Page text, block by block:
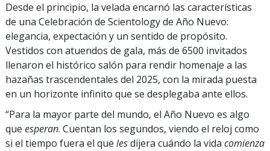
Desde el principio, la velada encarnó las características
de una Celebración de Scientology de Año Nuevo:
elegancia, expectación y un sentido de propósito.
Vestidos con atuendos de gala, más de 6500 invitados
llenaron el histórico salón para rendir homenaje a las
hazañas trascendentales del 2025, con la mirada puesta
en un horizonte infinito que se desplegaba ante ellos.
“Para la mayor parte del mundo, el Año Nuevo es algo
que esperan. Cuentan los segundos, viendo el reloj como
si el tiempo fuera el que lesdijera cuándo la vida comienza